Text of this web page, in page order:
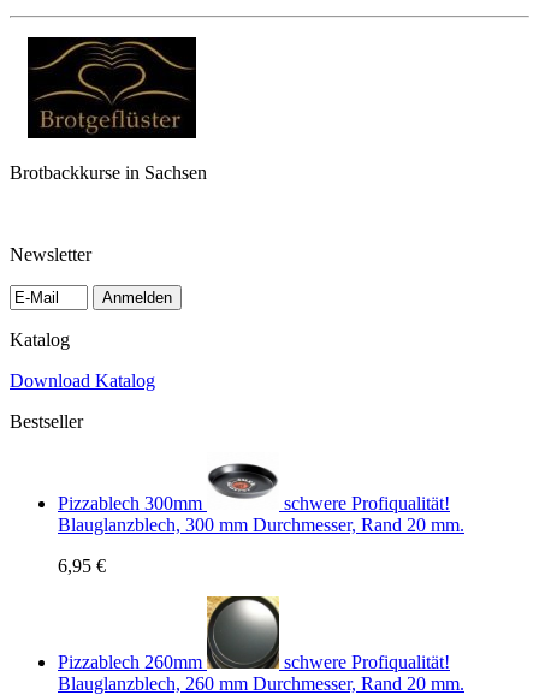
Brotbackkurse in Sachsen
Newsletter
Anmelden
Katalog
Download Katalog
Bestseller
Pizzablech 300mm
schwere Profiqualität!
Blauglanzblech, 300 mm Durchmesser, Rand 20 mm.
6,95 €
Pizzablech 260mm
schwere Profiqualität!
Blauglanzblech, 260 mm Durchmesser, Rand 20 mm.